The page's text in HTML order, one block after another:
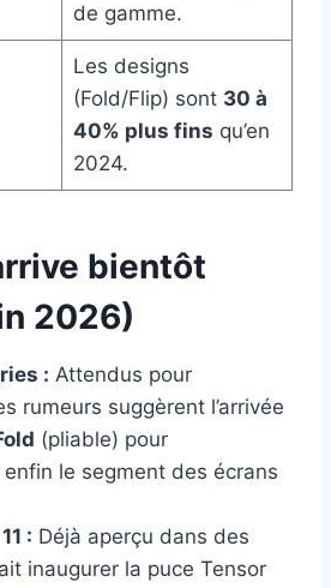
de gamme.
Les designs
(Fold/Flip) sont 30 à
40% plus fins qu’en
2024.
bientôt
2026)
: Attendus pour
rumeurs suggèrent l’arrivée
(pliable) pour
le segment des écrans
: Déjà aperçu dans des
inaugurer la puce Tensor